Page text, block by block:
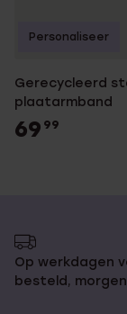
Gerecycleerd
plaatarmband
69 99
Personaliseer
Op werkdagen
besteld,